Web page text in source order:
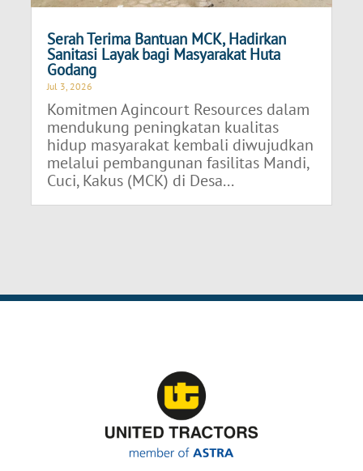
Serah Terima Bantuan MCK, Hadirkan
Sanitasi Layak bagi Masyarakat Huta
Godang
Jul 3, 2026
Komitmen Agincourt Resources dalam
mendukung peningkatan kualitas
hidup masyarakat kembali diwujudkan
melalui pembangunan fasilitas Mandi,
Cuci, Kakus (MCK) di Desa...